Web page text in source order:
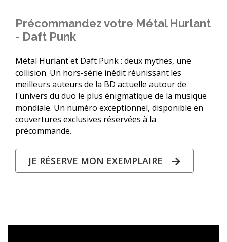
Précommandez votre Métal Hurlant
- Daft Punk
Métal Hurlant et Daft Punk : deux mythes, une
collision. Un hors-série inédit réunissant les
meilleurs auteurs de la BD actuelle autour de
l'univers du duo le plus énigmatique de la musique
mondiale. Un numéro exceptionnel, disponible en
couvertures exclusives réservées à la
précommande.
JE RÉSERVE MON EXEMPLAIRE